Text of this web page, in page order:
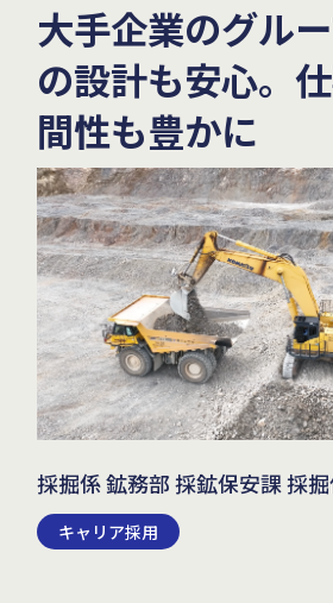
大手企業のグル
の設計も安心。
間性も豊かに
採掘係 鉱務部 採鉱保安課 採掘
キャリア採用